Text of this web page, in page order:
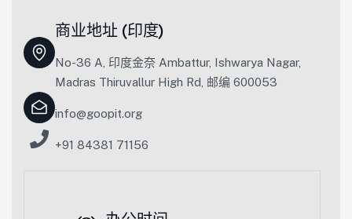
商业地址 (印度)
No-36 A, 印度金奈 Ambattur, Ishwarya Nagar,
Madras Thiruvallur High Rd, 邮编 600053
info@goopit.org
+91 84381 71156